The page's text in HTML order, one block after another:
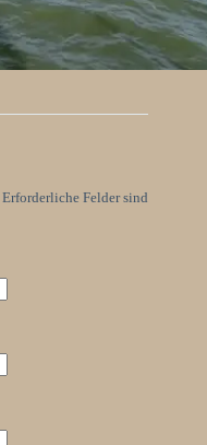
Erforderliche Felder sind